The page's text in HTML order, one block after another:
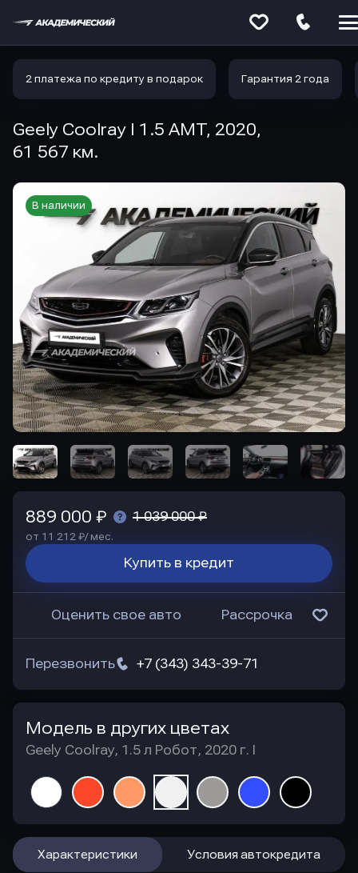
2 платежа по кредиту в подарок Гарантия 2 года
Geely Coolray I 1.5 AMT, 2020,
61 567 км.
В наличии
889 000 ₽ 1 039 000 ₽
от 11 212 ₽/ мес.
Купить в кредит
Оценить свое авто Рассрочка
+7 (343) 343-39-71
Перезвонить
Модель в других цветах
Geely Coolray, 1.5 л Робот, 2020 г. I
Характеристики Условия автокредита